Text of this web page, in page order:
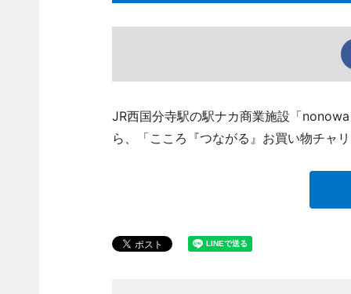
JR西国分寺駅の駅ナカ商業施設「
ら、「こころ『つながる』お買い物チャ